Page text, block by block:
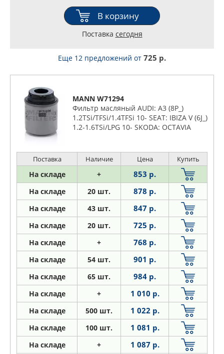
В корзину
Поставка сегодня
Еще 12 предложений от 725 р.
MANN W71294
Фильтр масляный AUDI: A3 (8P_)
1.2TSi/TFSi/1.4TFSi 10- SEAT: IBIZA V (6J_)
1.2-1.6TSi/LPG 10- SKODA: OCTAVIA
Поставка Наличие Цена Купить
На складе + 853 р.
На складе 20 шт. 878 р.
На складе 43 шт. 847 р.
На складе 20 шт. 725 р.
На складе + 768 р.
На складе 54 шт. 901 р.
На складе 65 шт. 984 р.
На складе + 1 010 р.
На складе 500 шт. 1 022 р.
На складе 100 шт. 1 081 р.
На складе + 1 087 р.